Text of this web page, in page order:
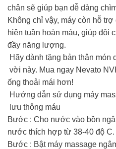
chân sẽ giúp bạn dễ dàng
Không chỉ vậy, máy còn hỗ
hiện tuần hoàn máu, giúp đôi
đầy năng lượng.
Hãy dành tặng bản thân món
vời này. Mua ngay Nevato
ống thoải mái hơn!
Hướng dẫn sử dụng máy
lưu thông máu
Bước : Cho nước vào bồn
nước thích hợp từ 38-40 độ C.
Bước : Bật máy massage